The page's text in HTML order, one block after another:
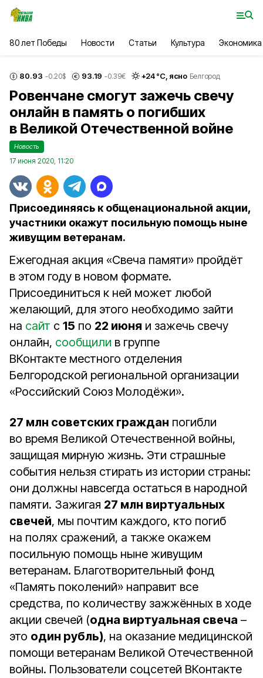
80 лет Победы Новости Статьи Культура Экономика
80.93 -0.20$ 93.19 -0.39€ +24°С, ясно Белгород
Ровенчане смогут зажечь свечу
онлайн в память о погибших
в Великой Отечественной войне
Новость
17 июня 2020, 11:20
Присоединяясь к общенациональной акции,
участники окажут посильную помощь ныне
живущим ветеранам.
Ежегодная акция «Свеча памяти» пройдёт
в этом году в новом формате.
Присоединиться к ней может любой
желающий, для этого необходимо зайти
на сайт с 15 по 22 июня и зажечь свечу
онлайн, сообщили в группе
ВКонтакте местного отделения
Белгородской региональной организации
«Российский Союз Молодёжи».
27 млн советских граждан погибли
во время Великой Отечественной войны,
защищая мирную жизнь. Эти страшные
события нельзя стирать из истории страны:
они должны навсегда остаться в народной
памяти. Зажигая 27 млн виртуальных
свечей, мы почтим каждого, кто погиб
на полях сражений, а также окажем
посильную помощь ныне живущим
ветеранам. Благотворительный фонд
«Память поколений» направит все
средства, по количеству зажжённых в ходе
акции свечей (одна виртуальная свеча –
это один рубль), на оказание медицинской
помощи ветеранам Великой Отечественной
войны. Пользователи соцсетей ВКонтакте